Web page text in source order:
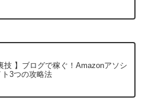
技 】ブログで稼ぐ！Amazonアソシ
ト3つの攻略法